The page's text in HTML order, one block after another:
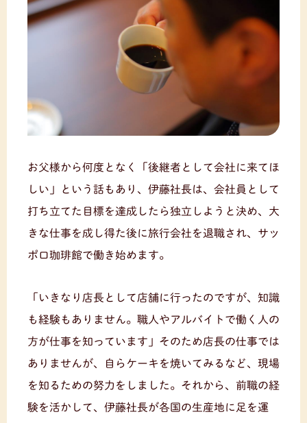
お父様から何度となく「後継者として会社に来てほ
しい」という話もあり、伊藤社長は、会社員として
打ち立てた目標を達成したら独立しようと決め、大
きな仕事を成し得た後に旅行会社を退職され、サッ
ポロ珈琲館で働き始めます。
「いきなり店長として店舗に行ったのですが、知識
も経験もありません。職人やアルバイトで働く人の
方が仕事を知っています」そのため店長の仕事では
ありませんが、自らケーキを焼いてみるなど、現場
を知るための努力をしました。それから、前職の経
験を活かして、伊藤社長が各国の生産地に足を運